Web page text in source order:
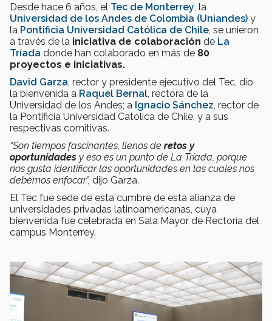
Desde hace 6 años, el Tec de Monterrey , la
Universidad de los Andes de Colombia (Uniandes) y
la Pontificia Universidad Católica de Chile , se unieron
a través de la iniciativa de colaboración de La
Tríada donde han colaborado en más de 80
proyectos e iniciativas.
David Garza , rector y presidente ejecutivo del Tec, dio
la bienvenida a Raquel Bernal , rectora de la
Universidad de los Andes; a Ignacio Sánchez , rector de
la Pontificia Universidad Católica de Chile, y a sus
respectivas comitivas.
“Son tiempos fascinantes, llenos de retos y
oportunidades y eso es un punto de La Tríada, porque
nos gusta identificar las oportunidades en las cuales nos
debemos enfocar”, dijo Garza.
El Tec fue sede de esta cumbre de esta alianza de
universidades privadas latinoamericanas, cuya
bienvenida fue celebrada en Sala Mayor de Rectoría del
campus Monterrey.